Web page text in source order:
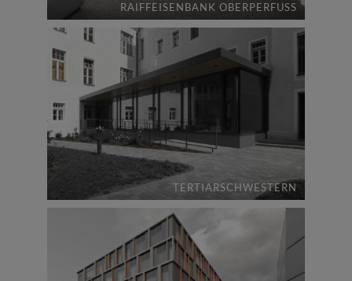
RAIFFEISENBANK OBERPERFUSS
TERTIARSCHWESTERN